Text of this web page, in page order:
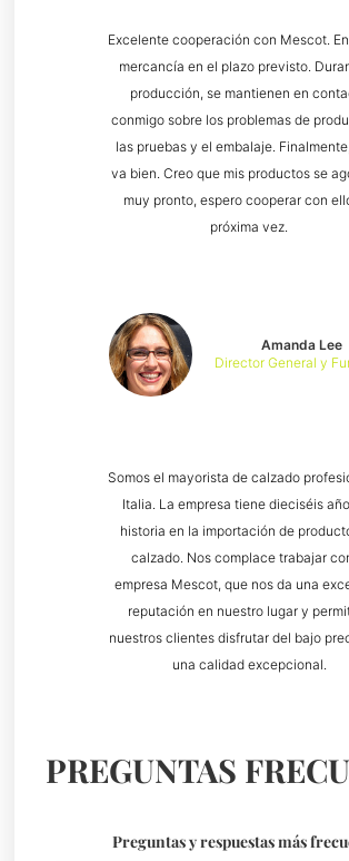
Somos el mayorista de calzado
Italia. La empresa tiene dieciséis
historia en la importación de
calzado. Nos complace trabajar
empresa Mescot, que nos da una
reputación en nuestro lugar y
nuestros clientes disfrutar del bajo
una calidad excepcional.
Amanda Lee
Director General y
Excelente cooperación con Mescot.
mercancía en el plazo previsto.
producción, se mantienen en
conmigo sobre los problemas de
las pruebas y el embalaje.
va bien. Creo que mis productos se
muy pronto, espero cooperar con
próxima vez.
PREGUNTAS
Preguntas y respuestas más